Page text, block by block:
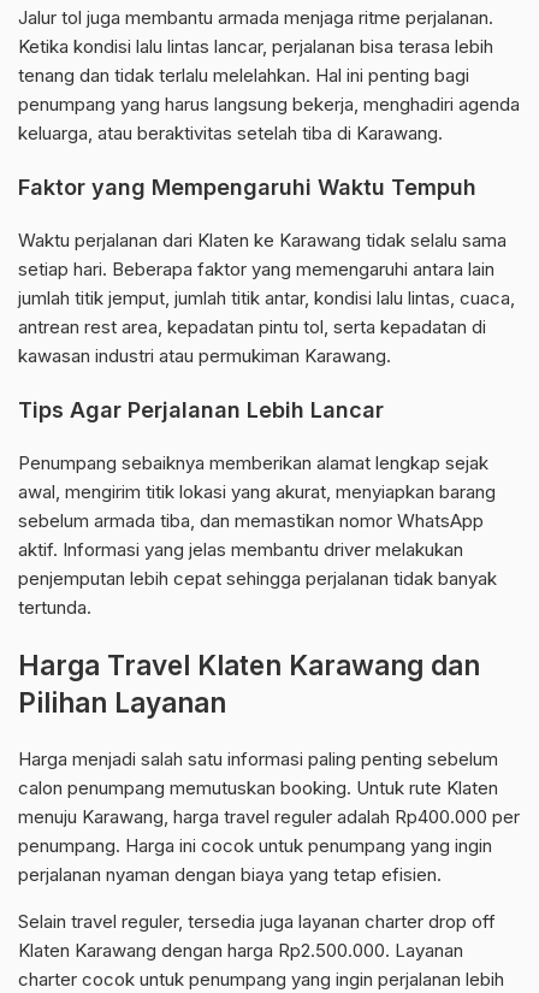
Jalur tol juga membantu armada menjaga ritme perjalanan.
Ketika kondisi lalu lintas lancar, perjalanan bisa terasa lebih
tenang dan tidak terlalu melelahkan. Hal ini penting bagi
penumpang yang harus langsung bekerja, menghadiri agenda
keluarga, atau beraktivitas setelah tiba di Karawang.
Faktor yang Mempengaruhi Waktu Tempuh
Waktu perjalanan dari Klaten ke Karawang tidak selalu sama
setiap hari. Beberapa faktor yang memengaruhi antara lain
jumlah titik jemput, jumlah titik antar, kondisi lalu lintas, cuaca,
antrean rest area, kepadatan pintu tol, serta kepadatan di
kawasan industri atau permukiman Karawang.
Tips Agar Perjalanan Lebih Lancar
Penumpang sebaiknya memberikan alamat lengkap sejak
awal, mengirim titik lokasi yang akurat, menyiapkan barang
sebelum armada tiba, dan memastikan nomor WhatsApp
aktif. Informasi yang jelas membantu driver melakukan
penjemputan lebih cepat sehingga perjalanan tidak banyak
tertunda.
Harga Travel Klaten Karawang dan
Pilihan Layanan
Harga menjadi salah satu informasi paling penting sebelum
calon penumpang memutuskan booking. Untuk rute Klaten
menuju Karawang, harga travel reguler adalah Rp400.000 per
penumpang. Harga ini cocok untuk penumpang yang ingin
perjalanan nyaman dengan biaya yang tetap efisien.
Selain travel reguler, tersedia juga layanan charter drop off
Klaten Karawang dengan harga Rp2.500.000. Layanan
charter cocok untuk penumpang yang ingin perjalanan lebih